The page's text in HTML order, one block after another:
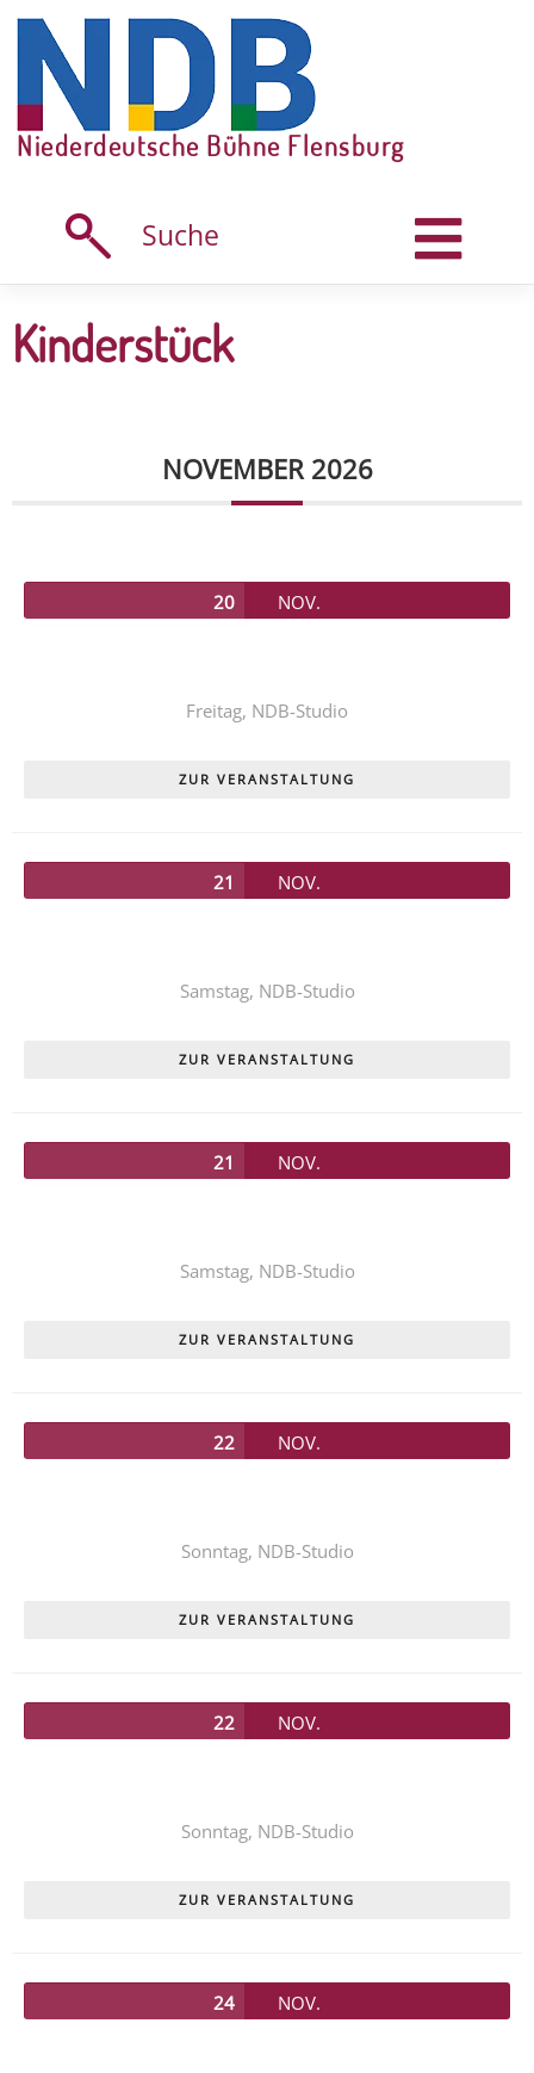
Skip
content
Niederdeutsche Bühne Flensburg
Suche
Kinderstück
NOVEMBER 2026
20 NOV.
Freitag, NDB-Studio
ZUR VERANSTALTUNG
21 NOV.
Samstag, NDB-Studio
ZUR VERANSTALTUNG
21 NOV.
Samstag, NDB-Studio
ZUR VERANSTALTUNG
22 NOV.
Sonntag, NDB-Studio
ZUR VERANSTALTUNG
22 NOV.
Sonntag, NDB-Studio
ZUR VERANSTALTUNG
24 NOV.